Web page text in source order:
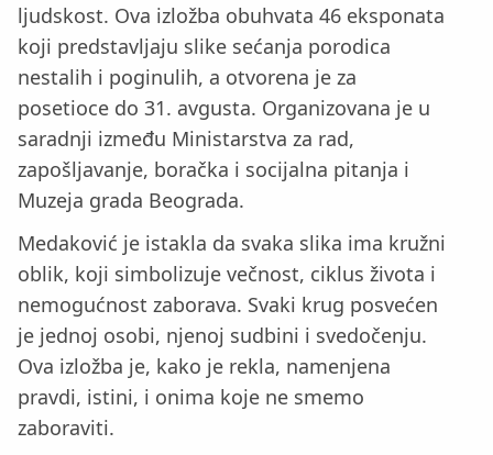
ljudskost. Ova izložba obuhvata 46 eksponata
koji predstavljaju slike sećanja porodica
nestalih i poginulih, a otvorena je za
posetioce do 31. avgusta. Organizovana je u
saradnji između Ministarstva za rad,
zapošljavanje, boračka i socijalna pitanja i
Muzeja grada Beograda.
Medaković je istakla da svaka slika ima kružni
oblik, koji simbolizuje večnost, ciklus života i
nemogućnost zaborava. Svaki krug posvećen
je jednoj osobi, njenoj sudbini i svedočenju.
Ova izložba je, kako je rekla, namenjena
pravdi, istini, i onima koje ne smemo
zaboraviti.